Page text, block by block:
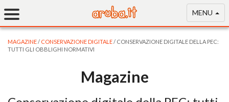
MENU
MAGAZINE/ CONSERVAZIONE DIGITALE/ CONSERVAZIONE DIGITALE DELLA PEC:
TUTTI GLI OBBLIGHI NORMATIVI
Magazine